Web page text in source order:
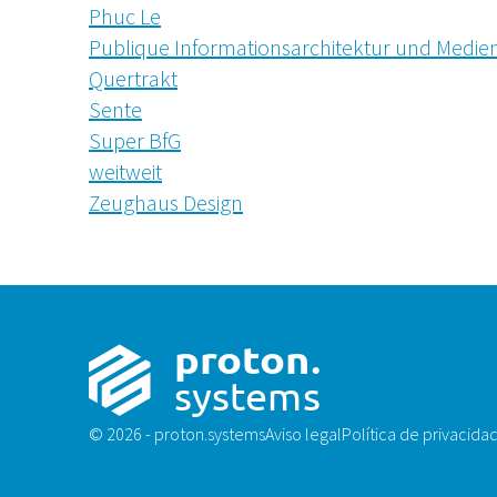
Phuc Le
Publique Informationsarchitektur und
Quertrakt
Sente
Super BfG
weitweit
Zeughaus Design
proton.
systems
© 2026 - proton.systemsAviso legalPolítica de